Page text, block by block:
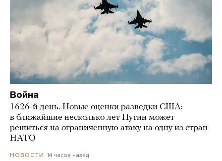
Война
1626-й день. Новые оценки разведки США:
в ближайшие несколько лет Путин может
решиться на ограниченную атаку на одну из стран
НАТО
НОВОСТИ 14 часов назад